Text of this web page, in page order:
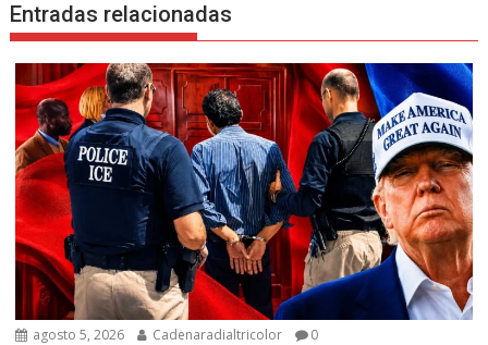
Entradas relacionadas
agosto 5, 2026 Cadenaradialtricolor 0